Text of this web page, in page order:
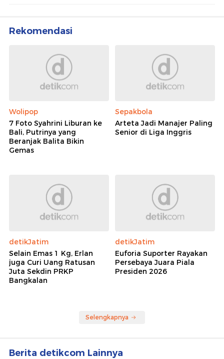
Rekomendasi
Wolipop
7 Foto Syahrini Liburan ke
Bali, Putrinya yang
Beranjak Balita Bikin
Gemas
Sepakbola
Arteta Jadi Manajer Paling
Senior di Liga Inggris
detikJatim
Selain Emas 1 Kg, Erlan
juga Curi Uang Ratusan
Juta Sekdin PRKP
Bangkalan
detikJatim
Euforia Suporter Rayakan
Persebaya Juara Piala
Presiden 2026
Selengkapnya
Berita detikcom Lainnya